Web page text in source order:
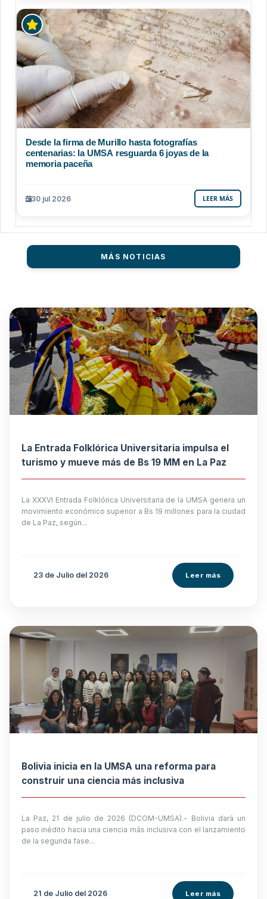
Desde la firma de Murillo hasta fotografías
centenarias: la UMSA resguarda 6 joyas de la
memoria paceña
30 jul 2026 LEER MÁS
MÁS NOTICIAS
La Entrada Folklórica Universitaria impulsa el
turismo y mueve más de Bs 19 MM en La Paz
La XXXVI Entrada Folklórica Universitaria de la UMSA genera un
movimiento económico superior a Bs 19 millones para la ciudad
de La Paz, según...
23 de Julio del 2026 Leer más
Bolivia inicia en la UMSA una reforma para
construir una ciencia más inclusiva
La Paz, 21 de julio de 2026 (DCOM-UMSA).- Bolivia dará un
paso inédito hacia una ciencia más inclusiva con el lanzamiento
de la segunda fase...
21 de Julio del 2026 Leer más